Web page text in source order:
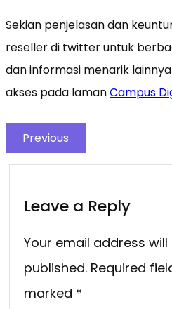
Sekian penjelasan dan
reseller di twitter untuk
dan informasi menarik
akses pada lamanCampus
Previous
Leave a Reply
Your email address
published. Required
marked *